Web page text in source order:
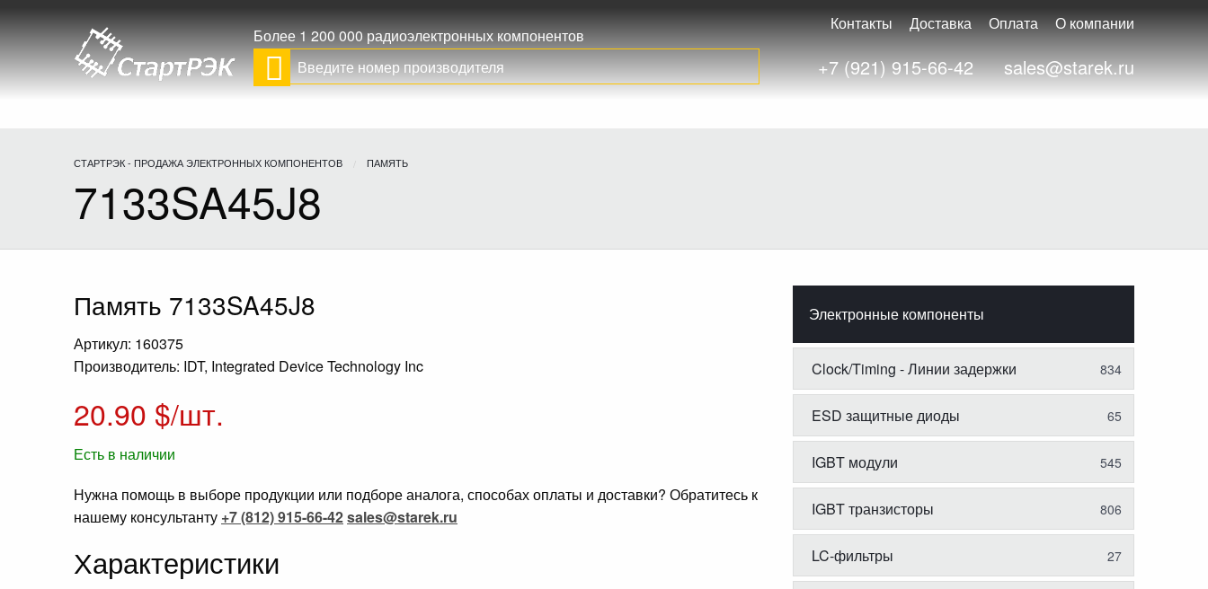
Более 1 200 000 радиоэлектронных компонентов
Контакты Доставка Оплата О компании
+7 (921) 915-66-42 sales@starek.ru
СТАРТРЭК - ПРОДАЖА ЭЛЕКТРОННЫХ КОМПОНЕНТОВ ПАМЯТЬ
7133SA45J8
Память 7133SA45J8
Артикул: 160375
Производитель: IDT, Integrated Device Technology Inc
20.90 $/шт.
Есть в наличии
Нужна помощь в выборе продукции или подборе аналога, способах оплаты и доставки? Обратитесь к
нашему консультанту +7 (812) 915-66-42sales@starek.ru
Характеристики
Электронные компоненты
Clock/Timing - Линии задержки 834
ESD защитные диоды 65
IGBT модули 545
IGBT транзисторы 806
LC-фильтры 27